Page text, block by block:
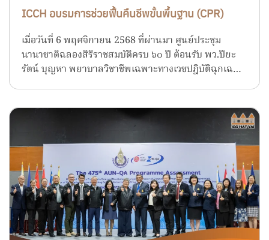
ICCH อบรมการช่วยฟื้นคืนชีพขั้นพื้นฐาน (CPR)
เมื่อวันที่ 6 พฤศจิกายน 2568 ที่ผ่านมา ศูนย์ประชุม
นานาชาติฉลองสิริราชสมบัติครบ ๖๐ ปี ต้อนรับ พว.ปิยะ
รัตน์ บุญหา พยาบาลวิชาชีพเฉพาะทางเวชปฎิบัติฉุกเฉ…